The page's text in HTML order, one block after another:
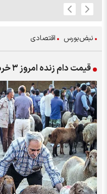
نبض‌بورس اقتصادی
قیمت دام زنده امروز ۳ خرداد ۱۴۰۵